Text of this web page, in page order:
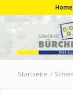
Home
Startseite /